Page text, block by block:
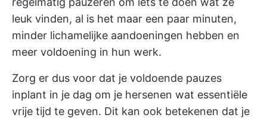
leuk vinden, al is het maar een paar minuten,
minder lichamelijke aandoeningen hebben en
meer voldoening in hun werk.
Zorg er dus voor dat je voldoende pauzes
inplant in je dag om je hersenen wat essentiële
vrije tijd te geven. Dit kan ook betekenen dat je